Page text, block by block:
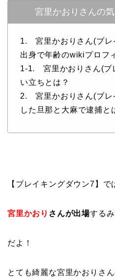
宮里かおりさんの
1. 宮里かおりさん(ブレ
出身で年齢のwikiプロフ
1-1. 宮里かおりさん(ブ
い立ちとは？
2. 宮里かおりさん(ブレ
した旦那と大麻で逮捕と
【ブレイキングダウン7】で
宮里かおり さんが出場する
だよ！
とても綺麗な宮里かおりさ